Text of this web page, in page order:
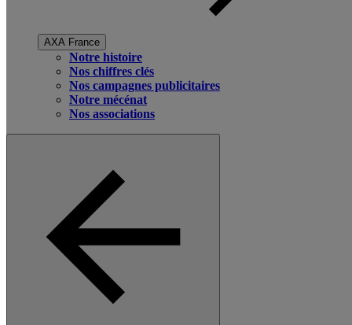
AXA France
Notre histoire
Nos chiffres clés
Nos campagnes publicitaires
Notre mécénat
Nos associations